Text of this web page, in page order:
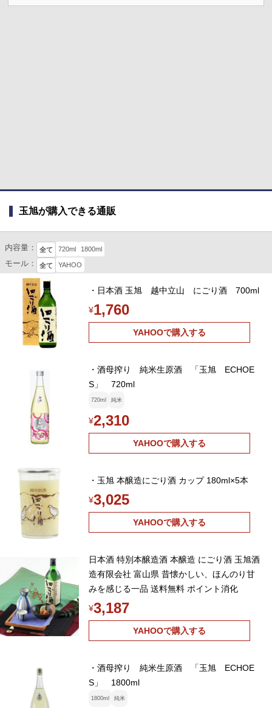
玉旭が購入できる通販
内容量： 全て 720ml 1800ml
モール： 全て YAHOO
・日本酒 玉旭 越中立山 にごり酒 700ml
¥1,760
YAHOOで購入する
・酒母搾り 純米生原酒 「玉旭 ECHOE
S」 720ml
720ml 純米
¥2,310
YAHOOで購入する
・玉旭 本醸造にごり酒 カップ 180ml×5本
¥3,025
YAHOOで購入する
日本酒 特別本醸造酒 本醸造 にごり酒 玉旭酒
造有限会社 富山県 昔懐かしい、ほんのり甘
みを感じる一品 送料無料 ポイント消化
¥3,187
YAHOOで購入する
・酒母搾り 純米生原酒 「玉旭 ECHOE
S」 1800ml
1800ml 純米